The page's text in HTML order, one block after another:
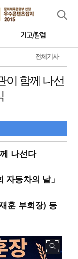
기고/칼럼
전체기사
이 함께 나선
나선다
자동차의 날」
훈 부회장) 등
검색